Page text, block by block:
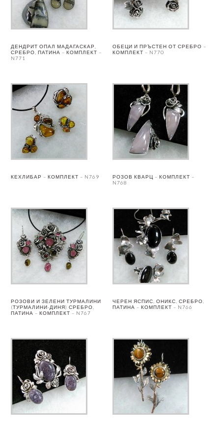
ДЕНДРИТ ОПАЛ МАДАГАСКАР,
СРЕБРО, ПАТИНА – КОМПЛЕКТ –
N771
ОБЕЦИ И ПРЪСТЕН ОТ СРЕБРО –
КОМПЛЕКТ – N770
КЕХЛИБАР – КОМПЛЕКТ – N769
РОЗОВ КВАРЦ – КОМПЛЕКТ –
N768
РОЗОВИ И ЗЕЛЕНИ ТУРМАЛИНИ
(ТУРМАЛИНИ-ДИНЯ) СРЕБРО,
ПАТИНА – КОМПЛЕКТ – N767
ЧЕРЕН ЯСПИС, ОНИКС, СРЕБРО,
ПАТИНА – КОМПЛЕКТ – N766